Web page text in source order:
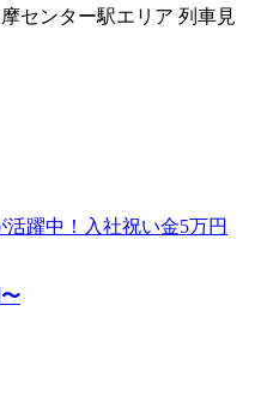
センター駅エリア 列車見
躍中！入社祝い金5万円